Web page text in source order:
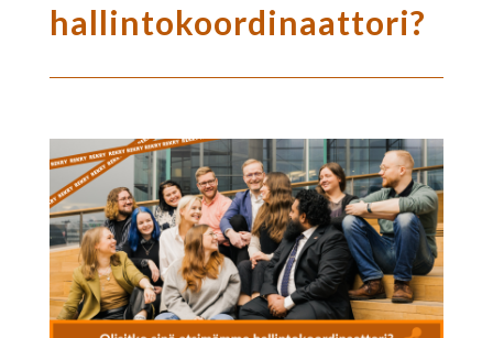
hallintokoordinaattori?